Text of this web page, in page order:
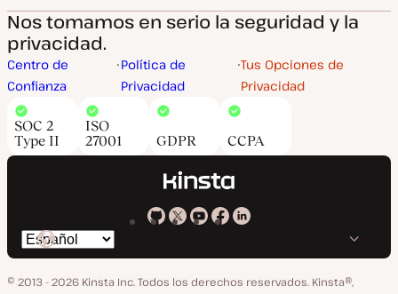
Nos tomamos en serio la seguridad y la
privacidad.
Centro de
Confianza
Política de
Privacidad
Tus Opciones de
Privacidad
SOC 2
Type II
ISO
27001
GDPR CCPA
Kinsta
GitHub
Kinsta
X
Kinsta
YouTube
Kinsta
Facebook
Kinsta
LinkedIn
Cambiar
idioma
© 2013 - 2026 Kinsta Inc. Todos los derechos reservados. Kinsta®,